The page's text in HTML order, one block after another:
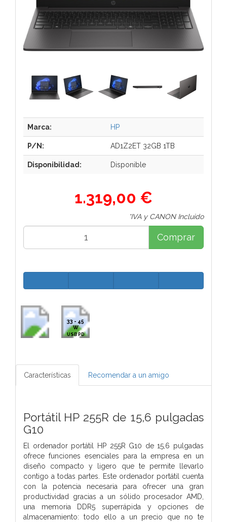
Marca: HP
P/N: AD1Z2ET 32GB 1TB
Disponibilidad: Disponible
1.319,00 €
*IVA y CANON Incluido
Comprar
33 - 45
W
USB PD
Características Recomendar a un amigo
Portátil HP 255R de 15,6 pulgadas
G10
El ordenador portátil HP 255R G10 de 15,6 pulgadas
ofrece funciones esenciales para la empresa en un
diseño compacto y ligero que te permite llevarlo
contigo a todas partes. Este ordenador portátil cuenta
con la potencia necesaria para ofrecer una gran
productividad gracias a un sólido procesador AMD,
una memoria DDR5 superrápida y opciones de
almacenamiento: todo ello a un precio que no te